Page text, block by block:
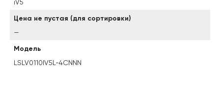
iV5
Цена не пустая (для сортировки)
—
Модель
LSLV0110IV5L-4CNNN